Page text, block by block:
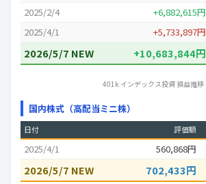
2025/2/4
+6,882,615円
2025/4/1
+5,733,897円
2026/5/7 NEW +10,683,844円
401k インデックス投資 損益推移
国内株式（高配当ミニ株）
日付 評価額
2025/4/1 560,868円
2026/5/7 NEW 702,433円